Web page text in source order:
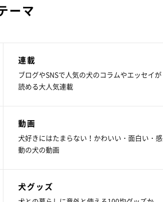
ーマ
連載
ブログやSNSで人気の犬のコラムやエッセイが
読める大人気連載
動画
犬好きにはたまらない！かわいい・面白い・感
動の犬の動画
犬グッズ